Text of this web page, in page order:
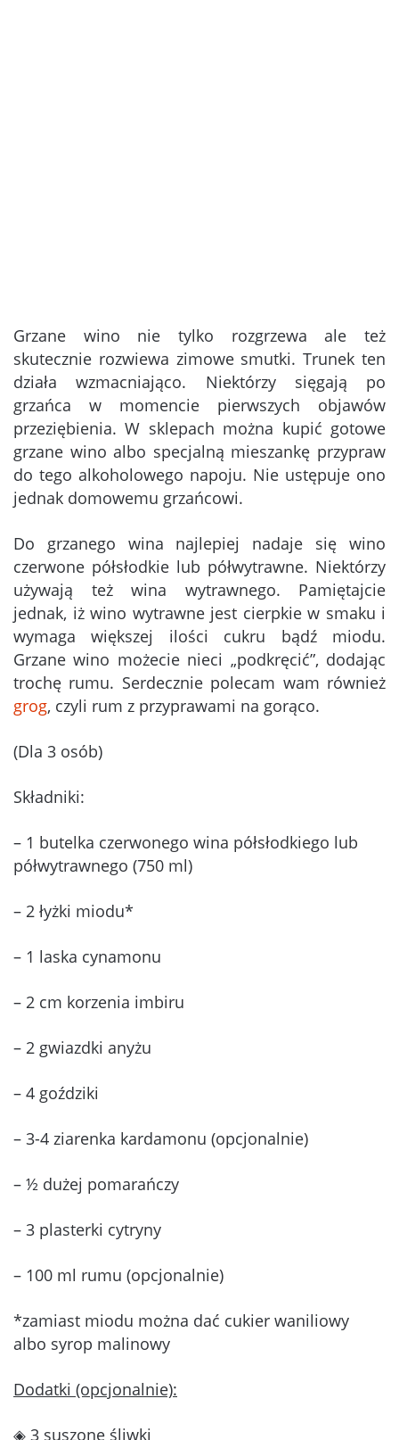
Grzane wino nie tylko rozgrzewa ale też
skutecznie rozwiewa zimowe smutki. Trunek ten
działa wzmacniająco. Niektórzy sięgają po
grzańca w momencie pierwszych objawów
przeziębienia. W sklepach można kupić gotowe
grzane wino albo specjalną mieszankę przypraw
do tego alkoholowego napoju. Nie ustępuje ono
jednak domowemu grzańcowi.
Do grzanego wina najlepiej nadaje się wino
czerwone półsłodkie lub półwytrawne. Niektórzy
używają też wina wytrawnego. Pamiętajcie
jednak, iż wino wytrawne jest cierpkie w smaku i
wymaga większej ilości cukru bądź miodu.
Grzane wino możecie nieci „podkręcić”, dodając
trochę rumu. Serdecznie polecam wam również
grog, czyli rum z przyprawami na gorąco.
(Dla 3 osób)
Składniki:
– 1 butelka czerwonego wina półsłodkiego lub
półwytrawnego (750 ml)
– 2 łyżki miodu*
– 1 laska cynamonu
– 2 cm korzenia imbiru
– 2 gwiazdki anyżu
– 4 goździki
– 3-4 ziarenka kardamonu (opcjonalnie)
– ½ dużej pomarańczy
– 3 plasterki cytryny
– 100 ml rumu (opcjonalnie)
*zamiast miodu można dać cukier waniliowy
albo syrop malinowy
Dodatki (opcjonalnie):
◈ 3 suszone śliwki